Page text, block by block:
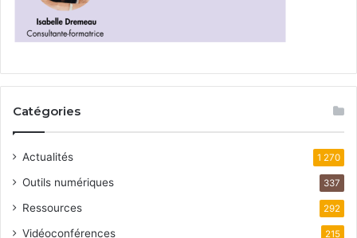
Catégories
Actualités 1 270
Outils numériques 337
Ressources 292
Vidéoconférences 215